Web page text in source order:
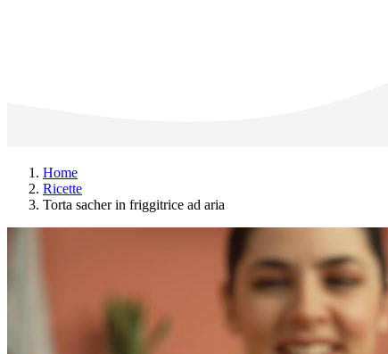
Home
Ricette
Torta sacher in friggitrice ad aria